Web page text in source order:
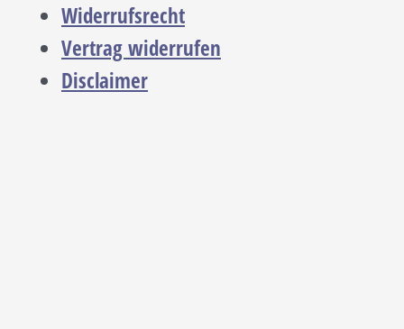
Widerrufsrecht
Vertrag widerrufen
Disclaimer